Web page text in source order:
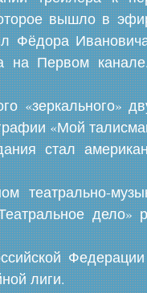
вышло в
Фёдора
на Первом
«зеркального»
«Мой
стал
дело»
лиги.